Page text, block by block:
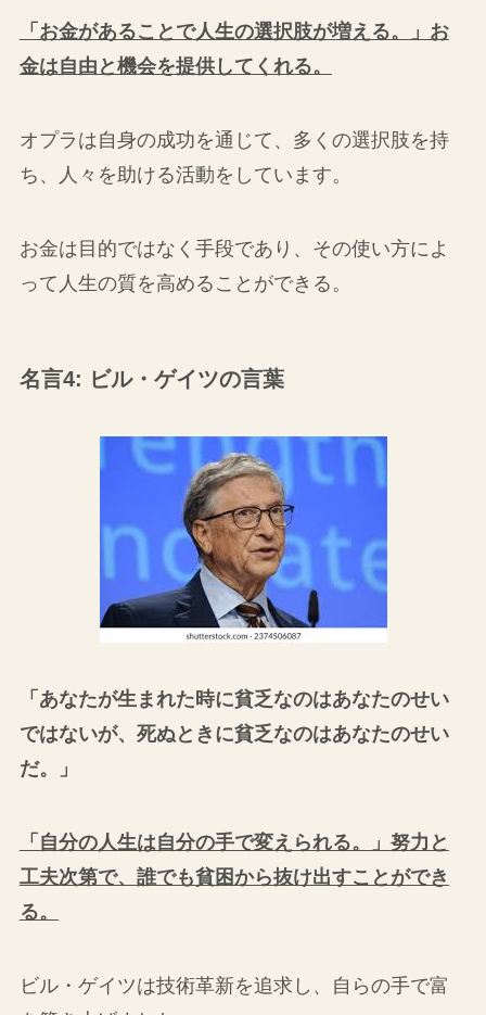
「お金があることで人生の選択肢が増える。」お
金は自由と機会を提供してくれる。
オプラは自身の成功を通じて、多くの選択肢を持
ち、人々を助ける活動をしています。
お金は目的ではなく手段であり、その使い方によ
って人生の質を高めることができる。
名言4: ビル・ゲイツの言葉
「あなたが生まれた時に貧乏なのはあなたのせい
ではないが、死ぬときに貧乏なのはあなたのせい
だ。」
「自分の人生は自分の手で変えられる。」努力と
工夫次第で、誰でも貧困から抜け出すことができ
る。
ビル・ゲイツは技術革新を追求し、自らの手で富